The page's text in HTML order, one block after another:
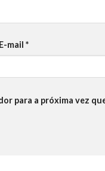
E-mail *
para a próxima vez